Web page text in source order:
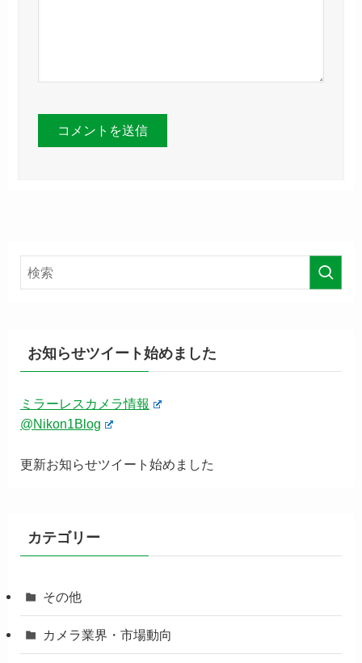
お知らせツイート始めました
ミラーレスカメラ情報
@Nikon1Blog
更新お知らせツイート始めました
カテゴリー
その他
カメラ業界・市場動向